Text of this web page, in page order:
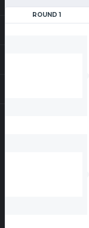
ROUND 1